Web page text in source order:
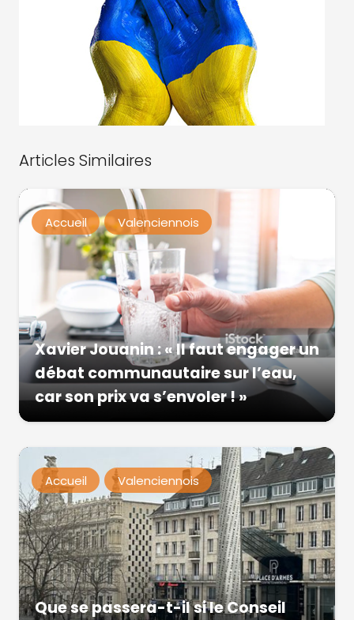
Articles Similaires
Accueil Valenciennois
Xavier Jouanin : « Il faut engager un
débat communautaire sur l’eau,
car son prix va s’envoler ! »
Accueil Valenciennois
Que se passera-t-il si le Conseil